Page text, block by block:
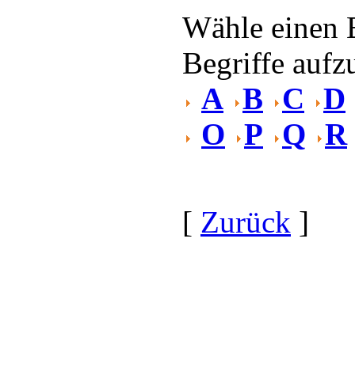
Wähle einen
Begriffe
A B C
D
O P Q R
[ Zurück ]